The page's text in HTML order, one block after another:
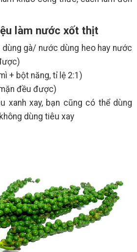
làm nước xốt thịt
gà/ nước dùng heo hay nước
+ bột năng, tỉ lệ 2:1)
đều được)
xanh xay, bạn cũng có thể dùng
dùng tiêu xay